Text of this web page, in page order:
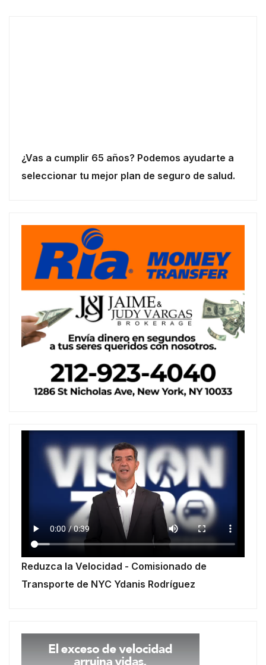
¿Vas a cumplir 65 años? Podemos ayudarte a
seleccionar tu mejor plan de seguro de salud.
Reduzca la Velocidad - Comisionado de
Transporte de NYC Ydanis Rodríguez